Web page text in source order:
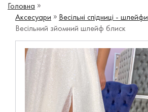
Головна
Аксесуари
Весільні спідниці - шлейфи
Весільний зйомний шлейф блиск